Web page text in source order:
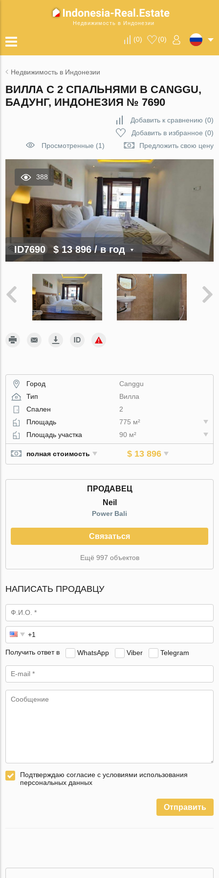
Недвижимость в Индонезии
(0) (0)
Недвижимость в Индонезии
ВИЛЛА С 2 СПАЛЬНЯМИ В CANGGU,
БАДУНГ, ИНДОНЕЗИЯ № 7690
Добавить к сравнению (0)
Добавить в избранное (0)
Просмотренные (1)
Предложить свою цену
388
ID7690 $ 13 896/ в год
Город
Canggu
Тип
Вилла
Спален
2
Площадь
775 м²
Площадь участка
90 м²
полная стоимость $ 13 896
ПРОДАВЕЦ
Neil
Power Bali
Связаться
Ещё 997 объектов
НАПИСАТЬ ПРОДАВЦУ
Получить ответ в WhatsApp Viber Telegram
Подтверждаю согласие с условиями использования
персональных данных
Отправить